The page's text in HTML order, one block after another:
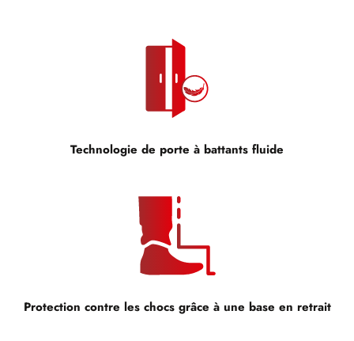
Technologie de porte à battants fluide
Protection contre les chocs grâce à une base en retrait